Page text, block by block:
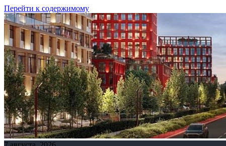
Перейти к содержимому